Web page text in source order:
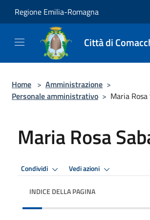
Regione Emilia-Romagna
Città di
Home > Amministrazione >
Personale amministrativo > Maria
Maria Rosa
Condividi Vedi azioni
INDICE DELLA PAGINA